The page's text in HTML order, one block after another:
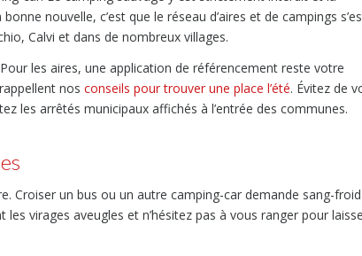
nouvelle, c’est que le réseau d’aires et de campings
Calvi et dans de nombreux villages.
les aires, une application de référencement reste votre
nos conseils pour trouver une place l’été. Évitez de
les arrêtés municipaux affichés à l’entrée des communes.
Croiser un bus ou un autre camping-car demande sang-
virages aveugles et n’hésitez pas à vous ranger pour